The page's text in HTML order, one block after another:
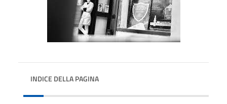
INDICE DELLA PAGINA